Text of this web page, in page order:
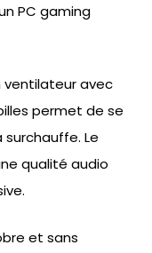
PC gaming
ventilateur avec
permet de se
surchauffe. Le
qualité audio
et sans